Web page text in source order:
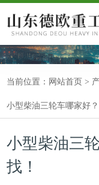
当前位置： 网站首页 >
小型柴油三轮车哪家好
小型柴油三
找！